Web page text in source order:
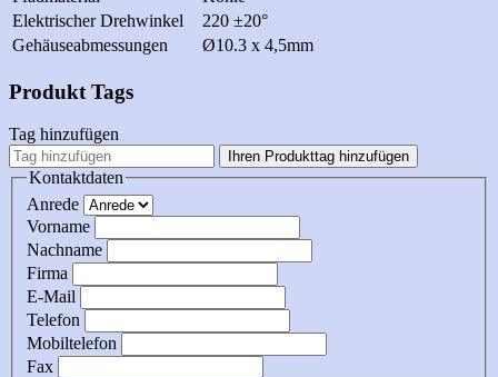
Elektrischer Drehwinkel
220 ±20°
Gehäuseabmessungen
Ø10.3 x 4,5mm
Produkt Tags
Tag hinzufügen
Ihren Produkttag hinzufügen
Kontaktdaten
Anrede
Vorname
Nachname
Firma
E-Mail
Telefon
Mobiltelefon
Fax